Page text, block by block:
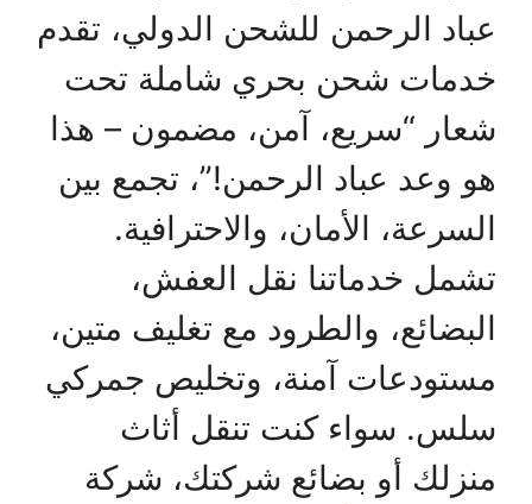
عباد الرحمن للشحن الدولي، تقدم
خدمات شحن بحري شاملة تحت
شعار “سريع، آمن، مضمون – هذا
هو وعد عباد الرحمن!”، تجمع بين
السرعة، الأمان، والاحترافية.
تشمل خدماتنا نقل العفش،
البضائع، والطرود مع تغليف متين،
مستودعات آمنة، وتخليص جمركي
سلس. سواء كنت تنقل أثاث
منزلك أو بضائع شركتك، شركة